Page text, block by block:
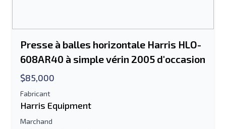
Presse à balles horizontale Harris HLO-
608AR40 à simple vérin 2005 d'occasion
$85,000
Fabricant
Harris Equipment
Marchand